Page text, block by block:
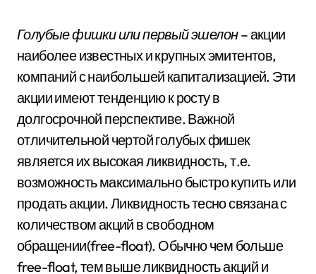
Голубые фишки или первый эшелон– акции
наиболее известных и крупных эмитентов,
компаний с наибольшей капитализацией. Эти
акции имеют тенденцию к росту в
долгосрочной перспективе. Важной
отличительной чертой голубых фишек
является их высокая ликвидность, т.е.
возможность максимально быстро купить или
продать акции. Ликвидность тесно связана с
количеством акций в свободном
обращении(free-float). Обычно чем больше
free-float, тем выше ликвидность акций и